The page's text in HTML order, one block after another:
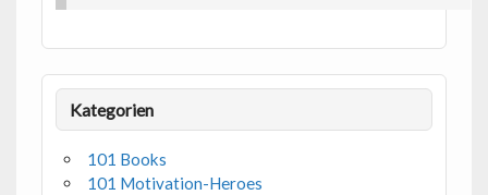
Kategorien
101 Books
101 Motivation-Heroes